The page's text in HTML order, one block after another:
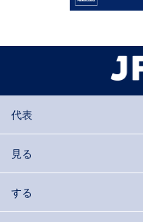
代表
見る
する